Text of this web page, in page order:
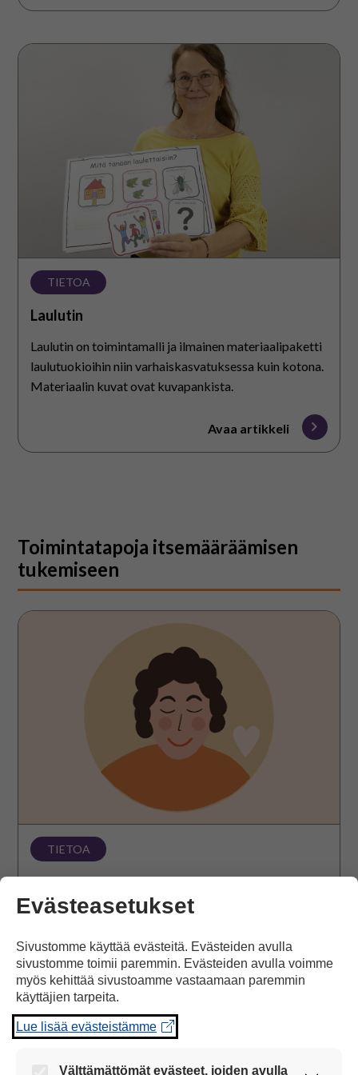
TIETOA
Laulutin
Laulutin on toimintamalli ja ilmainen materiaalipaketti
laulutuokioihin niin varhaiskasvatuksessa kuin kotona.
Materiaalin kuvat ovat kuvapankista.
Avaa artikkeli
Toimintatapoja itsemääräämisen
tukemiseen
TIETOA
Rohkaisin
Rohkaisin on asenne ja toimintatapa, jonka avulla
itsemääräämisoikeutta ja tuetaan häntä tekemään
päätöksiä.
Evästeasetukset
Sivustomme käyttää evästeitä. Evästeiden avulla
sivustomme toimii paremmin. Evästeiden avulla voimme
myös kehittää sivustoamme vastaamaan paremmin
käyttäjien tarpeita.
Lue lisää evästeistämme
Välttämättömät evästeet, joiden avulla